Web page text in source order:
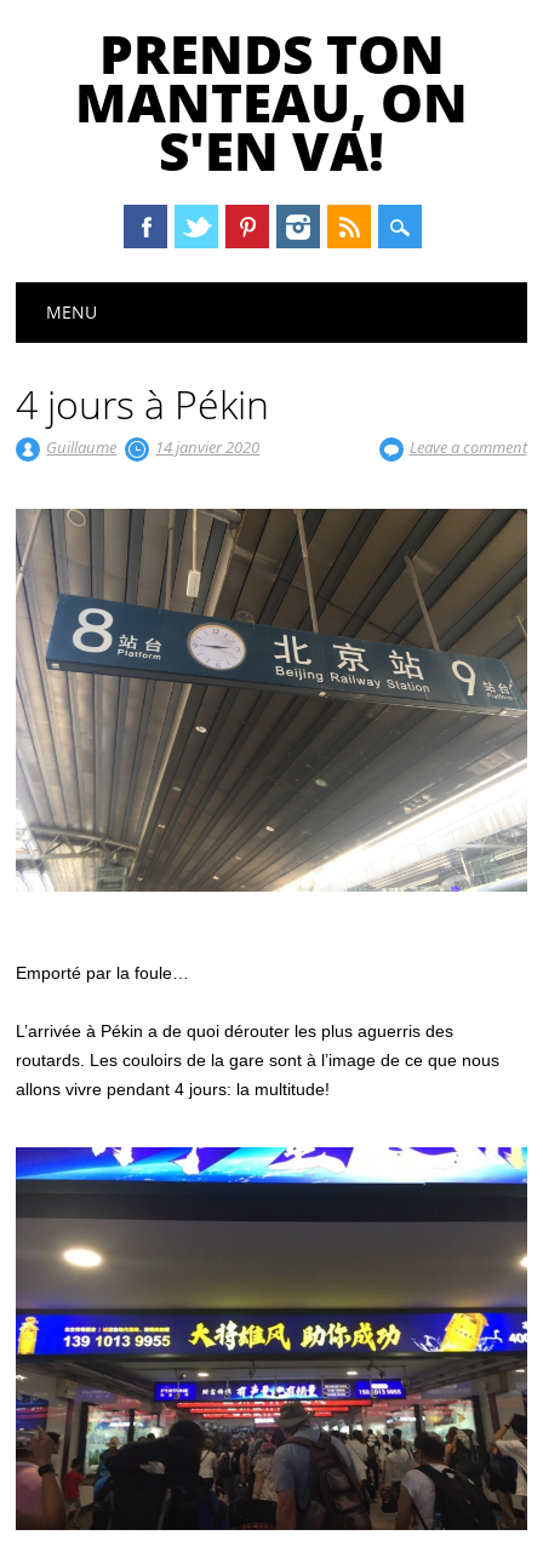
PRENDS TON
MANTEAU, ON
S'EN VA!
Main menu
MENU
4 jours à Pékin
Guillaume 14 janvier 2020 Leave a comment
Emporté par la foule…
L’arrivée à Pékin a de quoi dérouter les plus aguerris des
routards. Les couloirs de la gare sont à l’image de ce que nous
allons vivre pendant 4 jours: la multitude!